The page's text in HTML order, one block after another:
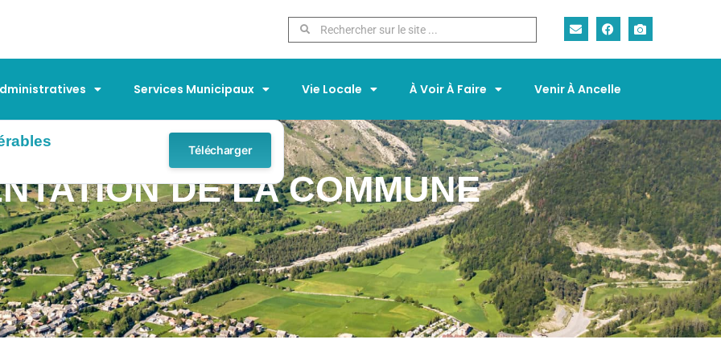
Services Municipaux Vie Locale À Voir À Faire Venir À Ancelle
Télécharger
DE LA COMMUNE